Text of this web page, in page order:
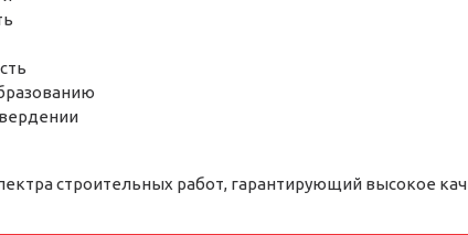
строительных работ, гарантирующий высокое